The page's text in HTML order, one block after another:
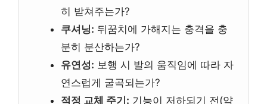
히 받쳐주는가?
쿠셔닝: 뒤꿈치에 가해지는 충격을 충
분히 분산하는가?
유연성: 보행 시 발의 움직임에 따라 자
연스럽게 굴곡되는가?
적정 교체 주기: 기능이 저하되기 전(약